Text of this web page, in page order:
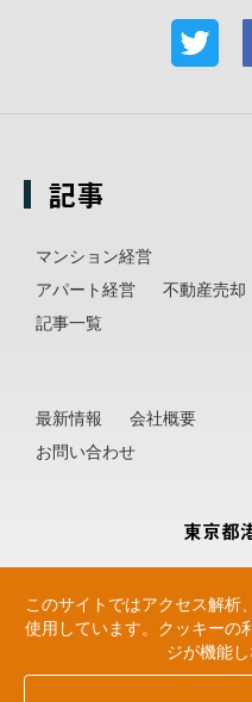
記事
マンション経営
アパート経営
不動産売却
記事一覧
最新情報
会社概要
お問い合わせ
東京都
© 2026 Minato
このサイトではアクセス解析
使用しています。クッキーの
ジが機能し